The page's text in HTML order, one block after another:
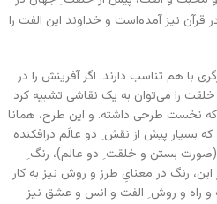
قرآن نیز آمده‌است و خداوند این الفت را
با هم تناسب دارند. اگر آفرینش را در
خلقت را می‌توان به یک نقاشی تشبیه کرد
نخست طرحی داشته. و این طرح، همانا
بسیار پیش از نقش ِ دو عالَم درافکنده
بستن و خلقت ِ دو عالم)، رنگ
رنگ در معنایِ طرز و روش نیز به کار
و راه و روش ِ الفت و انس و عشق نیز